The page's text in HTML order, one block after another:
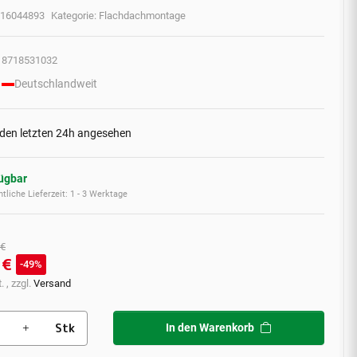
Kategorie: Flachdachmontage
8718531032
Deutschlandweit
letzten 24h angesehen
Lieferzeit: 1 - 3 Werktage
49%
, zzgl. Versand
Stk In den Warenkorb